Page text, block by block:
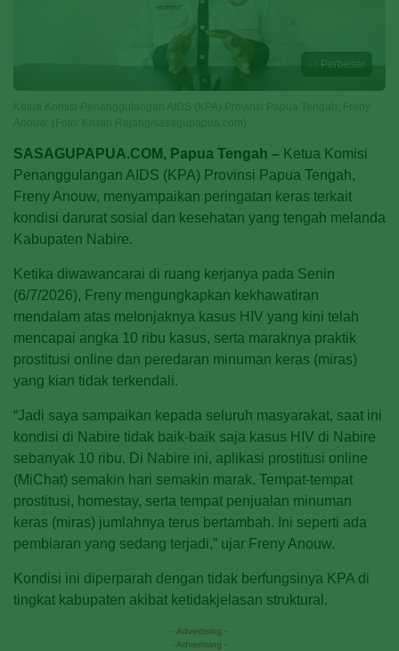
Perbesar
SASAGUPAPUA.COM, Papua Tengah – Ketua Komisi
Penanggulangan AIDS (KPA) Provinsi Papua Tengah,
Freny Anouw, menyampaikan peringatan keras terkait
kondisi darurat sosial dan kesehatan yang tengah melanda
Kabupaten Nabire.
Ketika diwawancarai di ruang kerjanya pada Senin
(6/7/2026), Freny mengungkapkan kekhawatiran
mendalam atas melonjaknya kasus HIV yang kini telah
mencapai angka 10 ribu kasus, serta maraknya praktik
prostitusi online dan peredaran minuman keras (miras)
yang kian tidak terkendali.
“Jadi saya sampaikan kepada seluruh masyarakat, saat ini
kondisi di Nabire tidak baik-baik saja kasus HIV di Nabire
sebanyak 10 ribu. Di Nabire ini, aplikasi prostitusi online
(MiChat) semakin hari semakin marak. Tempat-tempat
prostitusi, homestay, serta tempat penjualan minuman
keras (miras) jumlahnya terus bertambah. Ini seperti ada
pembiaran yang sedang terjadi,” ujar Freny Anouw.
Kondisi ini diperparah dengan tidak berfungsinya KPA di
tingkat kabupaten akibat ketidakjelasan struktural.
- Advertising -
- Advertising -